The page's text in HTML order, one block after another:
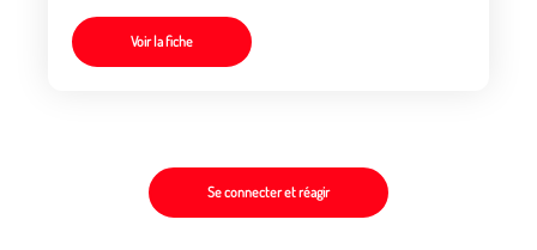
Voir la fiche
Se connecter et réagir